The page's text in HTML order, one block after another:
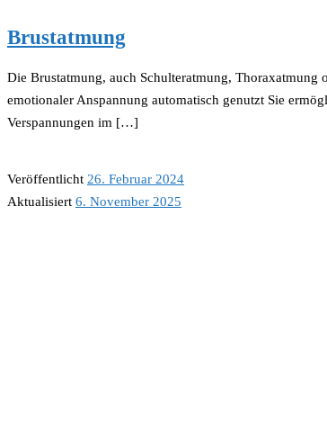
Brustatmung
Die Brustatmung, auch Schulteratmung,
emotionaler Anspannung automatisch genutzt Sie
Verspannungen im […]
Veröffentlicht 26. Februar 2024
Aktualisiert 6. November 2025